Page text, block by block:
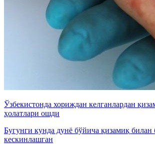
Ўзбекистонда хориждан келганлардан
ҳолатлари ошди
Бугунги кунда дунё бўйича қизамиқ билан
кескинлашган